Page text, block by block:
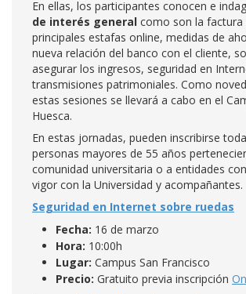
En ellas, los participantes conocen e
de interés general como son la factura
principales estafas online, medidas de
nueva relación del banco con el cliente,
asegurar los ingresos, seguridad en
transmisiones patrimoniales. Como
estas sesiones se llevará a cabo en el
Huesca.
En estas jornadas, pueden inscribirse
personas mayores de 55 años
comunidad universitaria o a entidades
vigor con la Universidad y acompañantes.
Seguridad en Internet sobre ruedas
Fecha: 16 de marzo
Hora: 10:00h
Lugar: Campus San Francisco
Precio: Gratuito previa inscripción